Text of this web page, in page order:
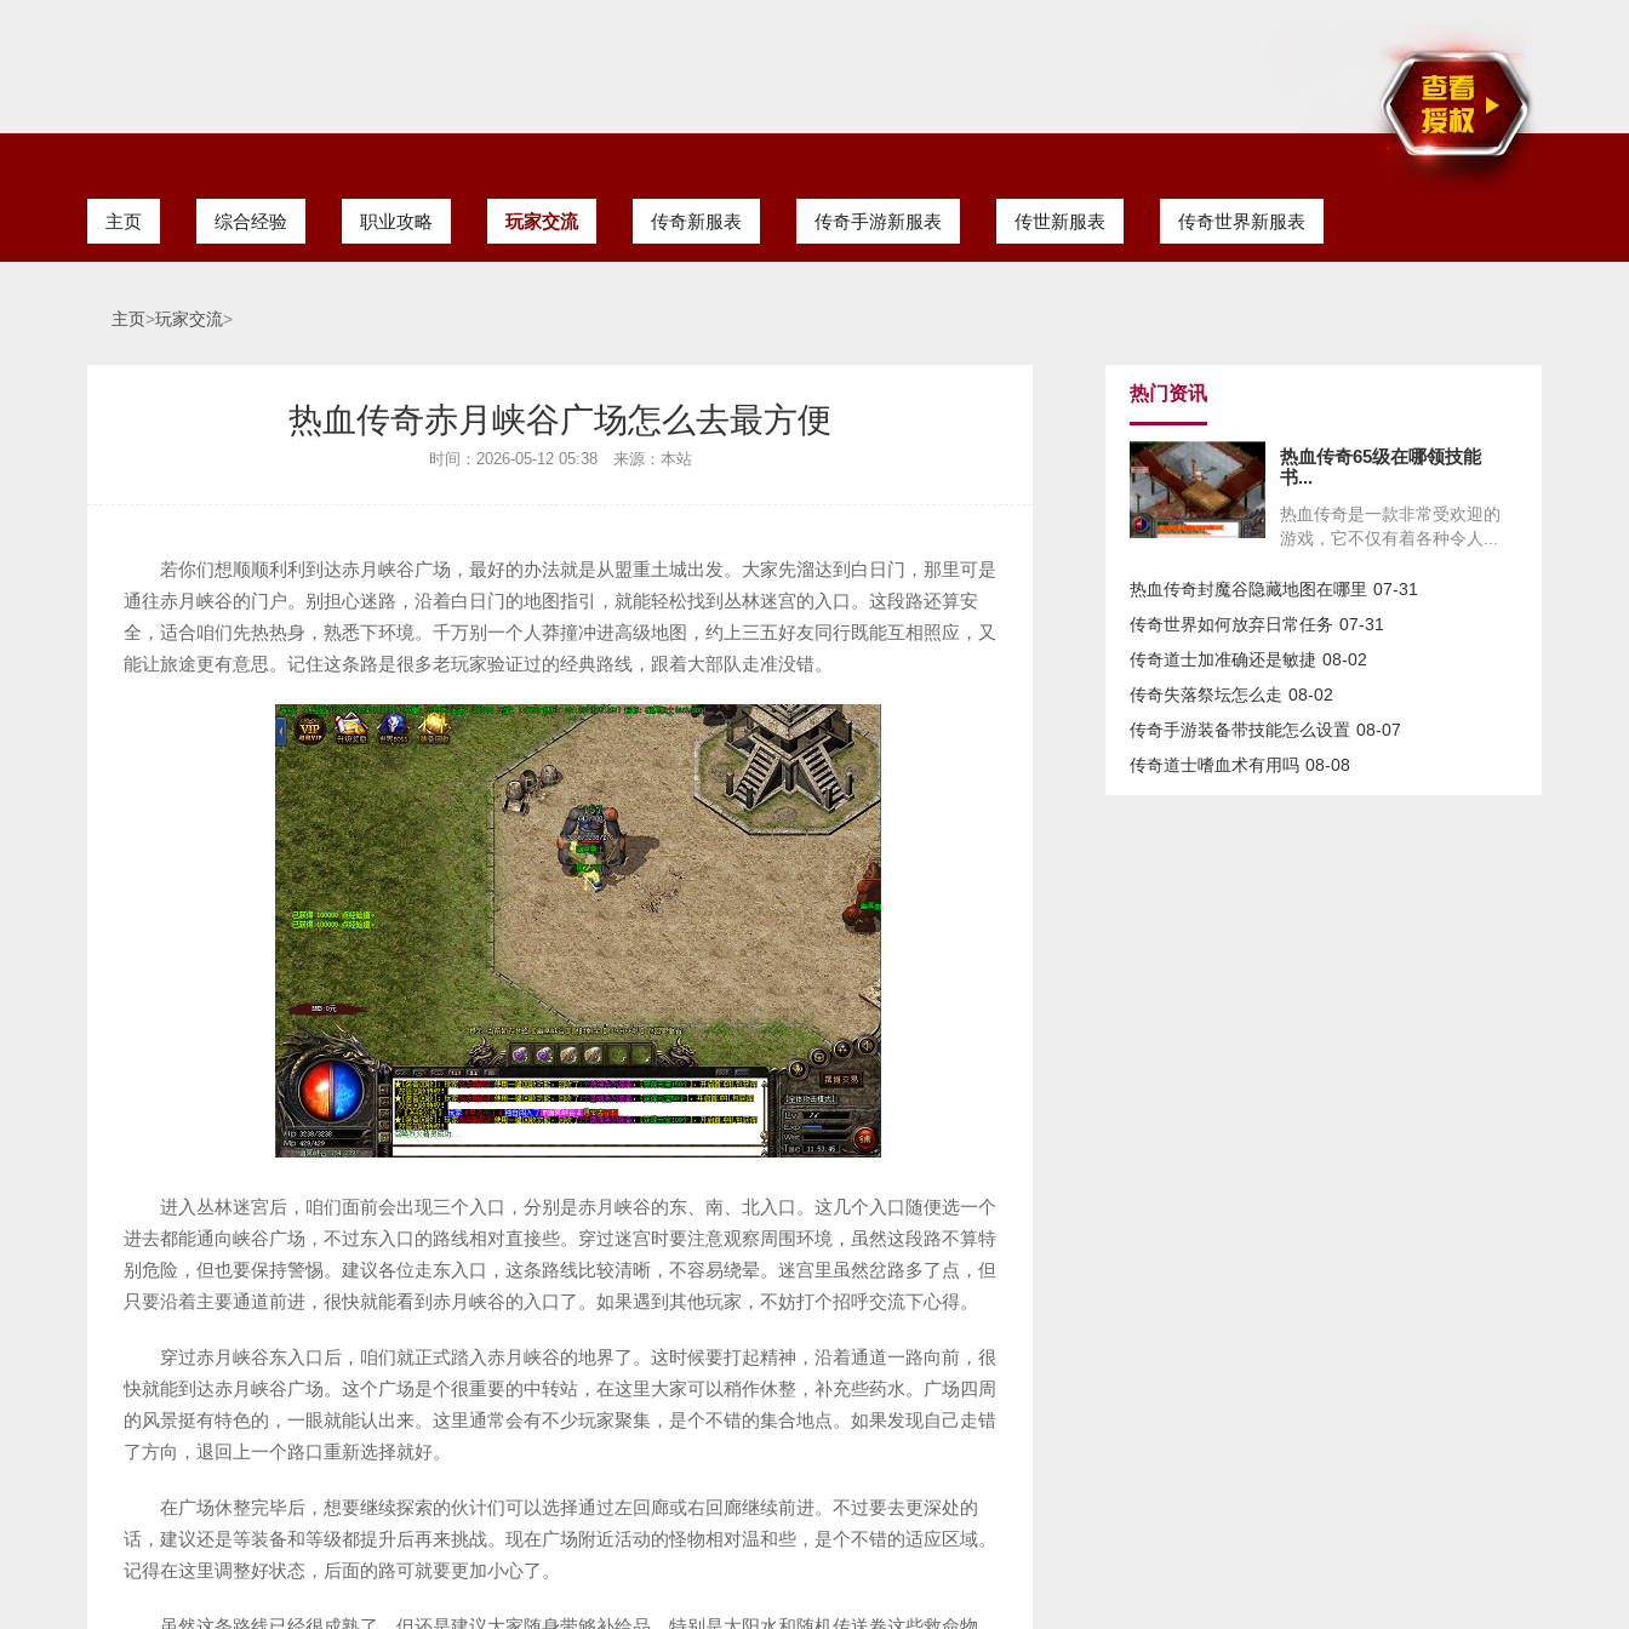
主页 综合经验 职业攻略 玩家交流 传奇新服表 传奇手游新服表 传世新服表 传奇世界新服表
主页>玩家交流>
热血传奇赤月峡谷广场怎么去最方便
时间：2026-05-12 05:38 来源：本站
若你们想顺顺利利到达赤月峡谷广场，最好的办法就是从盟重土城出发。大家先溜达到白日门，那里可是
通往赤月峡谷的门户。别担心迷路，沿着白日门的地图指引，就能轻松找到丛林迷宫的入口。这段路还算安
全，适合咱们先热热身，熟悉下环境。千万别一个人莽撞冲进高级地图，约上三五好友同行既能互相照应，又
能让旅途更有意思。记住这条路是很多老玩家验证过的经典路线，跟着大部队走准没错。
进入丛林迷宮后，咱们面前会出现三个入口，分别是赤月峡谷的东、南、北入口。这几个入口随便选一个
进去都能通向峡谷广场，不过东入口的路线相对直接些。穿过迷宫时要注意观察周围环境，虽然这段路不算特
别危险，但也要保持警惕。建议各位走东入口，这条路线比较清晰，不容易绕晕。迷宫里虽然岔路多了点，但
只要沿着主要通道前进，很快就能看到赤月峡谷的入口了。如果遇到其他玩家，不妨打个招呼交流下心得。
穿过赤月峡谷东入口后，咱们就正式踏入赤月峡谷的地界了。这时候要打起精神，沿着通道一路向前，很
快就能到达赤月峡谷广场。这个广场是个很重要的中转站，在这里大家可以稍作休整，补充些药水。广场四周
的风景挺有特色的，一眼就能认出来。这里通常会有不少玩家聚集，是个不错的集合地点。如果发现自己走错
了方向，退回上一个路口重新选择就好。
在广场休整完毕后，想要继续探索的伙计们可以选择通过左回廊或右回廊继续前进。不过要去更深处的
话，建议还是等装备和等级都提升后再来挑战。现在广场附近活动的怪物相对温和些，是个不错的适应区域。
记得在这里调整好状态，后面的路可就要更加小心了。
热门资讯
热血传奇65级在哪领技能
书...
热血传奇是一款非常受欢迎的
游戏，它不仅有着各种令人...
热血传奇封魔谷隐藏地图在哪里 07-31
传奇世界如何放弃日常任务 07-31
传奇道士加准确还是敏捷 08-02
传奇失落祭坛怎么走 08-02
传奇手游装备带技能怎么设置 08-07
传奇道士嗜血术有用吗 08-08